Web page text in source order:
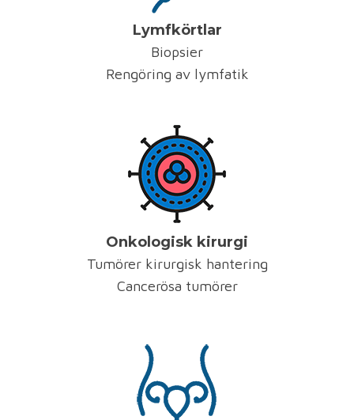
Lymfkörtlar
Biopsier
Rengöring av lymfatik
Onkologisk kirurgi
Tumörer kirurgisk hantering
Cancerösa tumörer